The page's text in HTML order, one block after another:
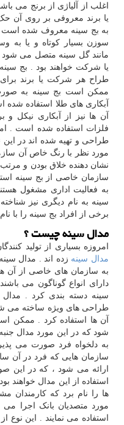
اغلب از آلیاژی از برنج می
یا برند معروفی بر روی آن
به بج سینه معروف شده
سوزن بسیار کوتاه و یا به
مانند گل سینه متصل می شود
یا شرکت خواهند بود . بج
طراح هر شرکت یا برند
ممکن است بج سینه به
آبکاری های طلا استفاده
آن ها نیز از آبکاری نیکل و
فلزات استفاده شده است .
طراحی و تهیه شده اند در این
مورد نظر با رنگ خاص آن
نشان دهنده خلاق بودن و
سازمان خاصی از بج سینه
به فعالیت اداری مشغول
سینه به نام دیگری نیز
برخی از افراد بج سینه را با
مدال سینه چیست ؟
امروزه بسیاری از تولید
مدال سینه زده اند . مدال
به سازمان های خاصی از آن ها
دارای انواع گوناگون می
سینه دسته بندی کرد .
طراحی های ویژه ساخته می
آن ها استفاده کرد . ممکن
شود که در این مورد مدال
به دلخواه فرد صورت می
سازمان هایی که فرد در آن
ارائه می شود ، که در این
استفاده از این مدال خواهند
ها را نام برد که کارمندان
مورد متصدیان بانک اجرا
استفاده می نمایند . این نوع